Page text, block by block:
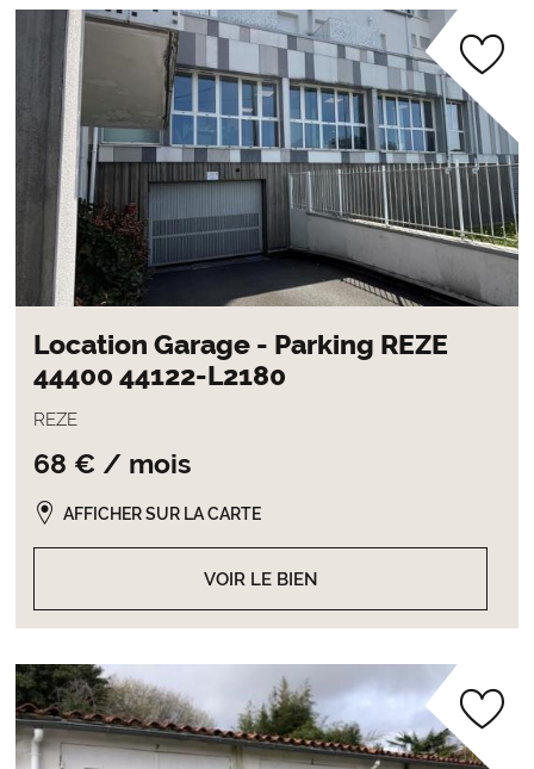
Location Garage - Parking REZE
44400 44122-L2180
REZE
68 € / mois
VOIR LE BIEN
AFFICHER SUR LA CARTE